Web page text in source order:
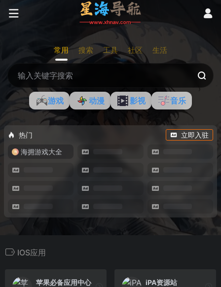
常用 搜索 工具 社区 生活
游戏 动漫 影视 音乐
热门
立即入驻
海拥游戏大全
IOS应用
苹果必备应用中心 iPA资源站